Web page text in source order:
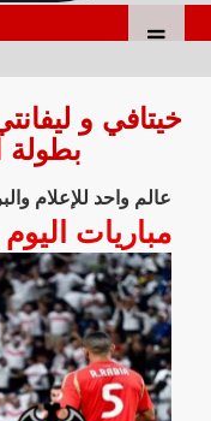
بطولة
عالم واحد للإعلام
مباريات